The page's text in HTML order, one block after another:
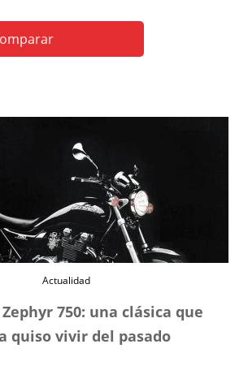
Actualidad
750: una clásica que
quiso vivir del pasado